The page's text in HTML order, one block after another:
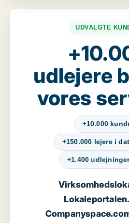
UDVALGTE
udlejere
vores
+10.000
+150.000 lejere i
+1.400